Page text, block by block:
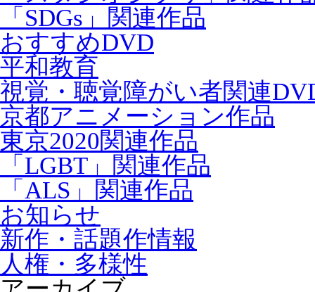
「SDGs」関連作品
おすすめDVD
平和教育
視覚・聴覚障がい者関連
京都アニメーション作品
東京2020関連作品
「LGBT」関連作品
「ALS」関連作品
お知らせ
新作・話題作情報
人権・多様性